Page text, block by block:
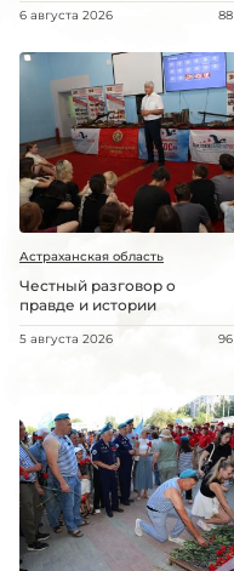
6 августа 2026 88
Астраханская область
Честный разговор о
правде и истории
5 августа 2026 96